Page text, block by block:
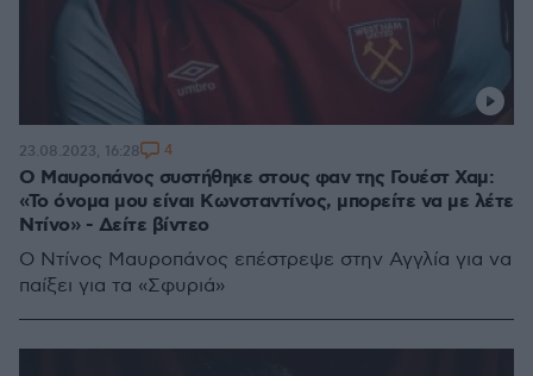
Ο Μαυροπάνος συστήθηκε στους φαν της Γουέστ Χαμ:
«Το όνομα μου είναι Κωνσταντίνος, μπορείτε να με λέτε
Ντίνο» - Δείτε βίντεο
Ο Ντίνος Μαυροπάνος επέστρεψε στην Αγγλία για να
παίξει για τα «Σφυριά»
23.08.2023, 16:28 4